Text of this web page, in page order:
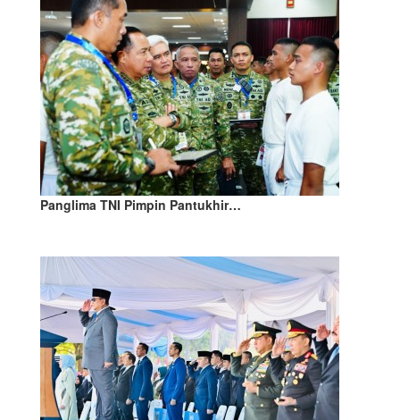
Panglima TNI Pimpin Pantukhir…